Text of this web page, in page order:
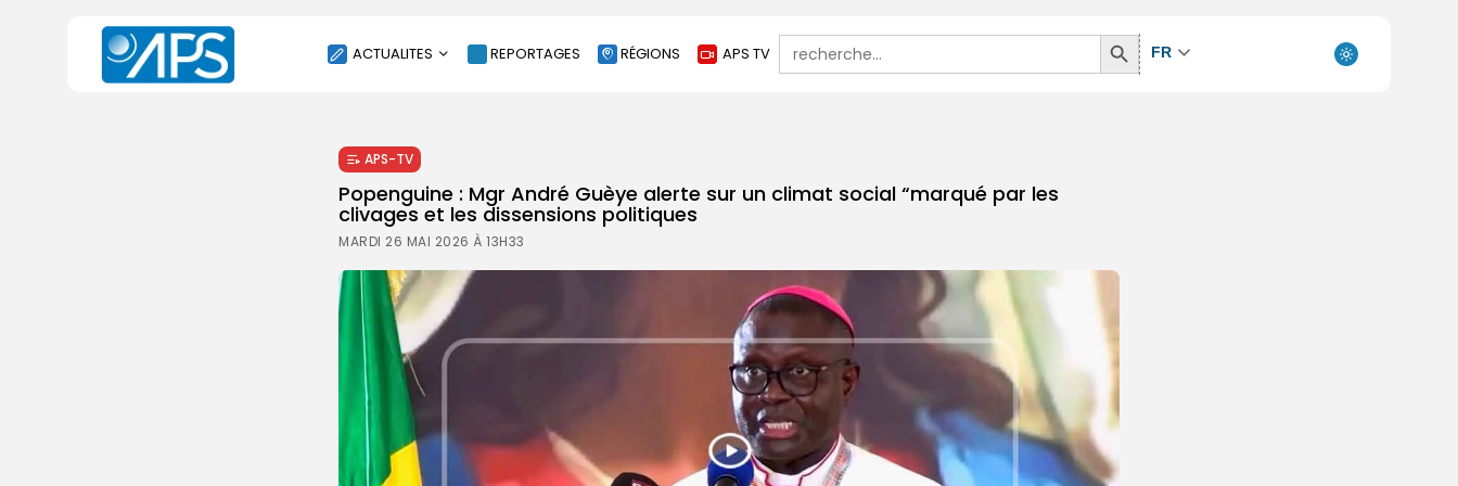
ACTUALITES
SOCIÉTÉ
ÉCONOMIE
CULTURE
ENVIRONNEMENT
INTERNATIONAL
AGENDA
SANTE
REPORTAGES RÉGIONS APS TV
Search
for:
Search
Button
FR
APS-TV
Popenguine : Mgr André Guèye alerte sur un climat social “marqué par les
clivages et les dissensions politiques
MARDI 26 MAI 2026 À 13H33